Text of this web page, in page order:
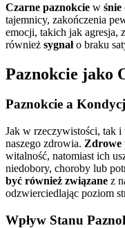
Czarne paznokcie w śnie
tajemnicy, zakończenia
emocji, takich jak agresja,
również sygnało braku
Paznokcie jako
Paznokcie a
Jak w rzeczywistości, tak i
naszego zdrowia. Zdrowe
witalność, natomiast ich
niedobory, choroby lub
być również związane z
odzwierciedlając poziom
Wpływ Stanu